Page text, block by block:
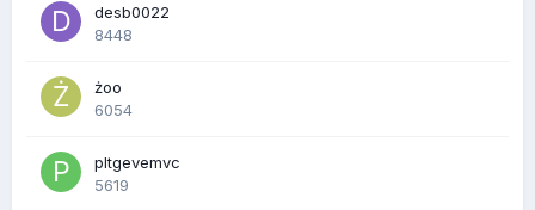
desb0022
8448
żoo
6054
pltgevemvc
5619